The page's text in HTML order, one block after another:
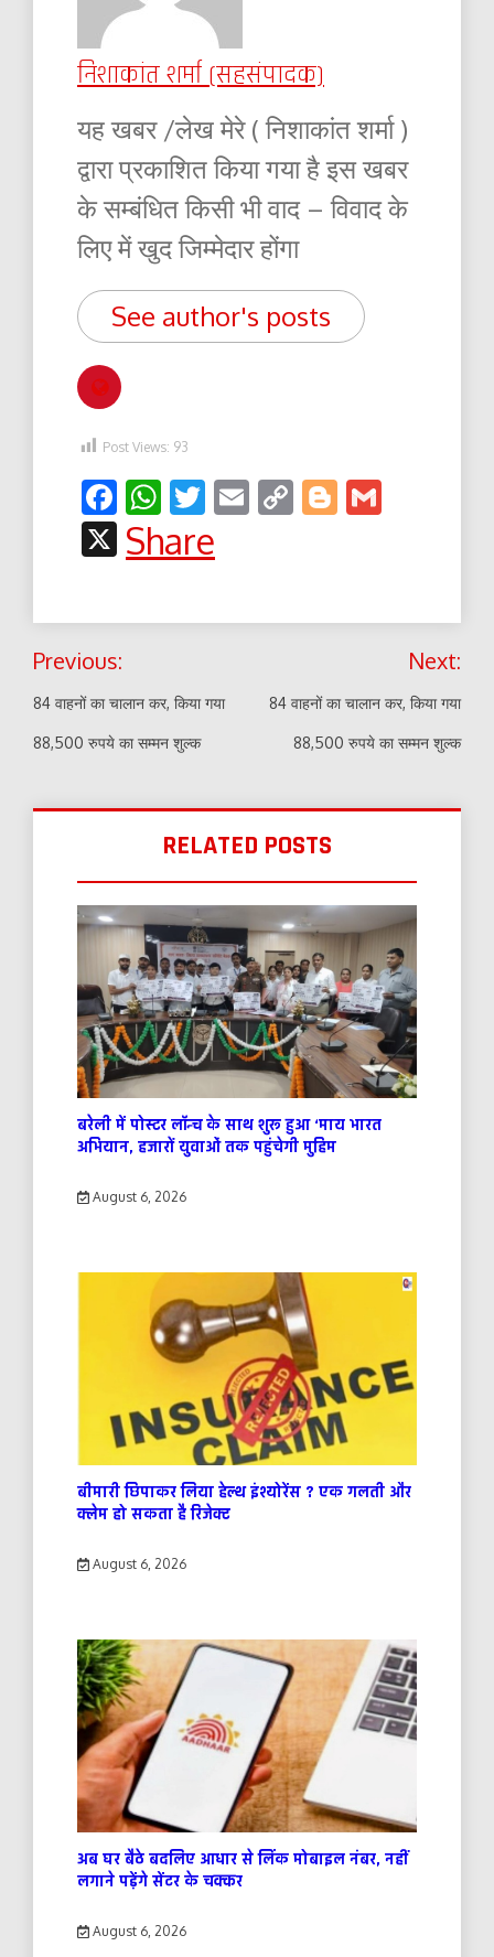
निशाकांत शर्मा (सहसंपादक)
यह खबर /लेख मेरे ( निशाकांत शर्मा )
द्वारा प्रकाशित किया गया है इस खबर
के सम्बंधित किसी भी वाद – विवाद के
लिए में खुद जिम्मेदार होंगा
See author's posts
Post Views: 93
Facebook
WhatsApp
Twitter
EmailCopyBlogger
X
Share
Post
navigation
Previous:
84 वाहनों का चालान कर, किया गया
88,500 रुपये का सम्मन शुल्क
Next:
84 वाहनों का चालान कर, किया गया
88,500 रुपये का सम्मन शुल्क
RELATED POSTS
बरेली में पोस्टर लॉन्च के साथ शुरू हुआ ‘माय भारत
अभियान, हजारों युवाओं तक पहुंचेगी मुहिम
August 6, 2026
बीमारी छिपाकर लिया हेल्थ इंश्योरेंस ? एक गलती और
क्लेम हो सकता है रिजेक्ट
August 6, 2026
अब घर बैठे बदलिए आधार से लिंक मोबाइल नंबर, नहीं
लगाने पड़ेंगे सेंटर के चक्कर
August 6, 2026